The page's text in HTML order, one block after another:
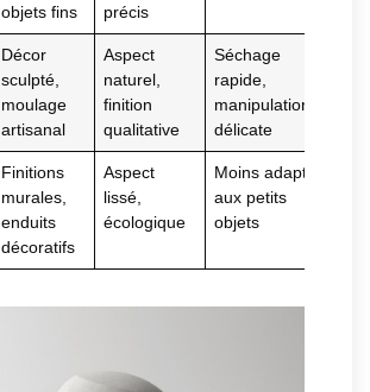
objets fins
précis
Décor
sculpté,
moulage
artisanal
Aspect
naturel,
finition
qualitative
Séchage
rapide,
manipulation
délicate
Finitions
murales,
enduits
décoratifs
Aspect
lissé,
écologique
Moins adapté
aux petits
objets